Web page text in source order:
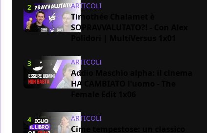
2 ARTICOLI
Timothée Chalamet è
SOPRAVVALUTATO?! - Con Alex
3 ARTICOLI
Addio Maschio alpha: il cinema
HA CAMBIATO l'uomo - The
4 ARTICOLI
Cime tempestose: un classico